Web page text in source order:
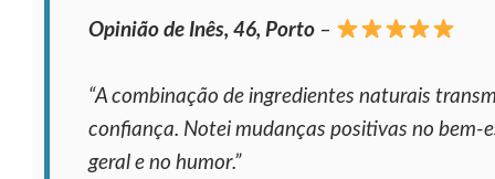
Opinião de Inês, 46, Porto –
“A combinação de ingredientes naturais
confiança. Notei mudanças positivas no bem-
geral e no humor.”